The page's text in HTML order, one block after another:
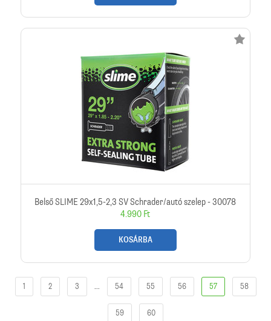
Belső SLIME 29x1,5-2,3 SV Schrader/autó szelep - 30078
4.990 Ft
KOSÁRBA
1 2 3 ... 54 55 56 57 58
59 60